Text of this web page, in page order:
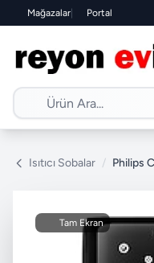
Mağazalar| Portal
Isıtıcı Sobalar /
Tam Ekran